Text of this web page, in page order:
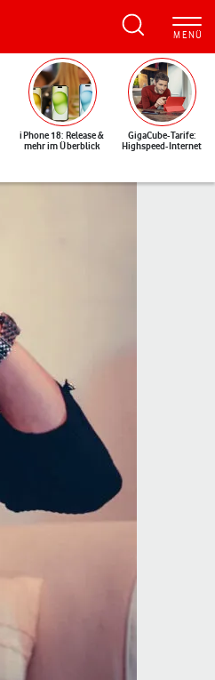
iPhone 18: Release &
mehr im Überblick
GigaCube-Tarife:
Highspeed-Internet